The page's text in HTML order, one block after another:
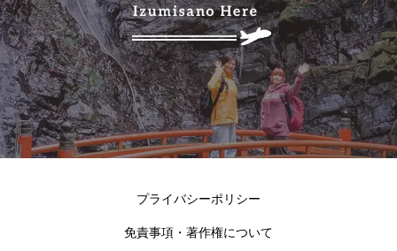
プライバシーポリシー
免責事項・著作権について